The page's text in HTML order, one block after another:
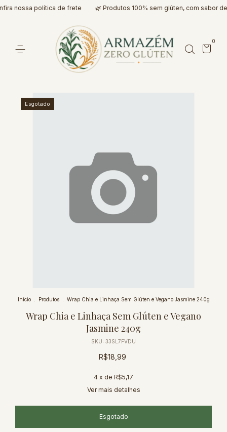
nossa política de frete 🌿 Produtos 100% sem glúten, com sabor de
0
Esgotado
Início . Produtos . Wrap Chia e Linhaça Sem Glúten e Vegano Jasmine 240g
Wrap Chia e Linhaça Sem Glúten e Vegano
Jasmine 240g
SKU: 33SL7FVDU
R$18,99
4 x de R$5,17
Ver mais detalhes